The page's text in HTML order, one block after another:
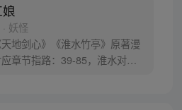
妖怪
天地剑心》《淮水竹亭》原著漫
章节指路：39-85，淮水对应